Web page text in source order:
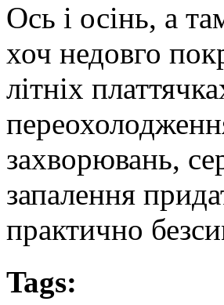
Ось і осінь, а
хоч недовго
літніх
захворювань,
запалення
практично
Tags: